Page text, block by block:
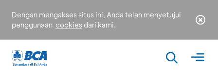
Dengan mengakses situs ini, Anda telah menyetujui
penggunaan cookies dari kami.